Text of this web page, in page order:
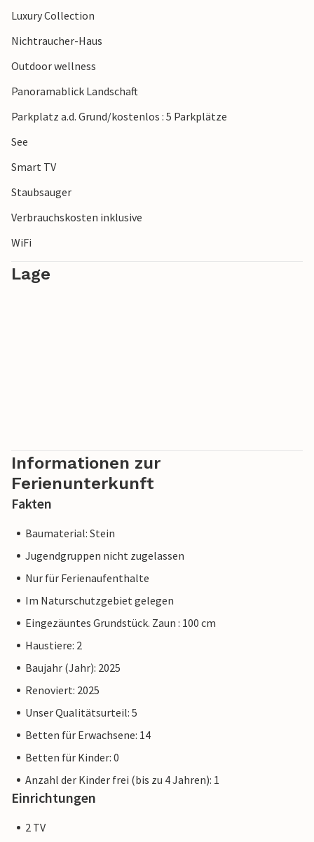
lädt zu Abstechern in charmante Orte wie Kleve, Goch und
Overloon, das Abenteuerpark De Bergen in Wanroij sowie
der Freizeitpark Toverland in Sevenum.
Luxury Collection
Nichtraucher-Haus
Outdoor wellness
Panoramablick Landschaft
Parkplatz a.d. Grund/kostenlos : 5 Parkplätze
See
Smart TV
Staubsauger
Verbrauchskosten inklusive
WiFi
Lage
Informationen zur
Ferienunterkunft
Fakten
Baumaterial: Stein
Jugendgruppen nicht zugelassen
Nur für Ferienaufenthalte
Im Naturschutzgebiet gelegen
Eingezäuntes Grundstück. Zaun : 100 cm
Haustiere: 2
Baujahr (Jahr): 2025
Renoviert: 2025
Unser Qualitätsurteil: 5
Betten für Erwachsene: 14
Betten für Kinder: 0
Anzahl der Kinder frei (bis zu 4 Jahren): 1
Einrichtungen
2 TV